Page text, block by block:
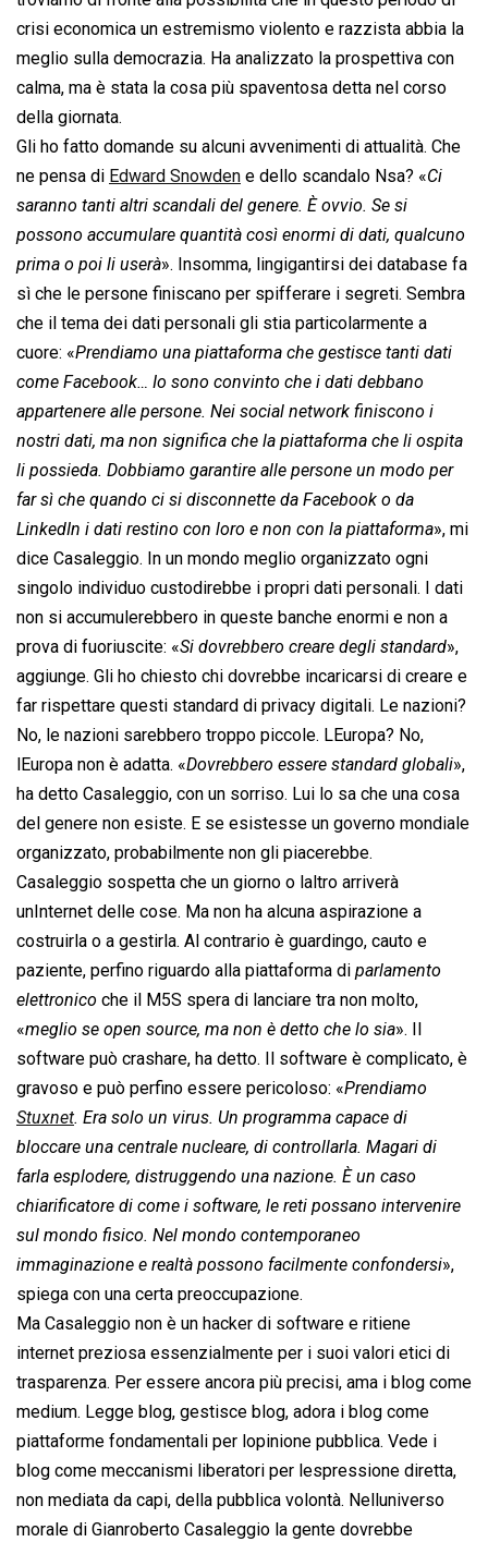
crisi economica un estremismo violento e razzista abbia la
meglio sulla democrazia. Ha analizzato la prospettiva con
calma, ma è stata la cosa più spaventosa detta nel corso
della giornata.
Gli ho fatto domande su alcuni avvenimenti di attualità. Che
ne pensa di Edward Snowden e dello scandalo Nsa? «Ci
saranno tanti altri scandali del genere. È ovvio. Se si
possono accumulare quantità così enormi di dati, qualcuno
prima o poi li userà». Insomma, lingigantirsi dei database fa
sì che le persone finiscano per spifferare i segreti. Sembra
che il tema dei dati personali gli stia particolarmente a
cuore: «Prendiamo una piattaforma che gestisce tanti dati
come Facebook… Io sono convinto che i dati debbano
appartenere alle persone. Nei social network finiscono i
nostri dati, ma non significa che la piattaforma che li ospita
li possieda. Dobbiamo garantire alle persone un modo per
far sì che quando ci si disconnette da Facebook o da
LinkedIn i dati restino con loro e non con la piattaforma», mi
dice Casaleggio. In un mondo meglio organizzato ogni
singolo individuo custodirebbe i propri dati personali. I dati
non si accumulerebbero in queste banche enormi e non a
prova di fuoriuscite: «Si dovrebbero creare degli standard»,
aggiunge. Gli ho chiesto chi dovrebbe incaricarsi di creare e
far rispettare questi standard di privacy digitali. Le nazioni?
No, le nazioni sarebbero troppo piccole. LEuropa? No,
lEuropa non è adatta. «Dovrebbero essere standard globali»,
ha detto Casaleggio, con un sorriso. Lui lo sa che una cosa
del genere non esiste. E se esistesse un governo mondiale
organizzato, probabilmente non gli piacerebbe.
Casaleggio sospetta che un giorno o laltro arriverà
unInternet delle cose. Ma non ha alcuna aspirazione a
costruirla o a gestirla. Al contrario è guardingo, cauto e
paziente, perfino riguardo alla piattaforma di  parlamento
elettronico  che il M5S spera di lanciare tra non molto,
«meglio se open source, ma non è detto che lo sia». Il
software può crashare, ha detto. Il software è complicato, è
gravoso e può perfino essere pericoloso: «Prendiamo
Stuxnet. Era solo un virus. Un programma capace di
bloccare una centrale nucleare, di controllarla. Magari di
farla esplodere, distruggendo una nazione. È un caso
chiarificatore di come i software, le reti possano intervenire
sul mondo fisico. Nel mondo contemporaneo
immaginazione e realtà possono facilmente confondersi»,
spiega con una certa preoccupazione.
Ma Casaleggio non è un hacker di software e ritiene
internet preziosa essenzialmente per i suoi valori etici di
trasparenza. Per essere ancora più precisi, ama i blog come
medium. Legge blog, gestisce blog, adora i blog come
piattaforme fondamentali per lopinione pubblica. Vede i
blog come meccanismi liberatori per lespressione diretta,
non mediata da capi, della pubblica volontà. Nelluniverso
morale di Gianroberto Casaleggio la gente dovrebbe